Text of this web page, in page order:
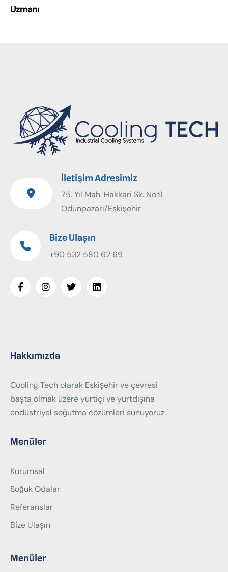
Uzmanı
İletişim Adresimiz
75. Yıl Mah. Hakkari Sk. No:9
Odunpazarı/Eskişehir
Bize Ulaşın
+90 532 580 62 69
Hakkımızda
Cooling Tech olarak Eskişehir ve çevresi
başta olmak üzere yurtiçi ve yurtdışına
endüstriyel soğutma çözümleri sunuyoruz.
Menüler
Kurumsal
Soğuk Odalar
Referanslar
Bize Ulaşın
Menüler